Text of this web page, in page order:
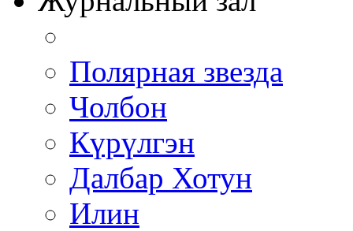
Полярная звезда
Чолбон
Күрүлгэн
Далбар Хотун
Илин